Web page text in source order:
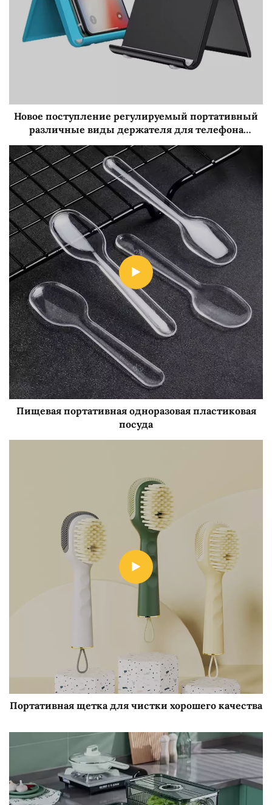
Новое поступление регулируемый портативный
различные виды держателя для телефона
подставка для планшета
Пищевая портативная одноразовая пластиковая
посуда
Портативная щетка для чистки хорошего качества